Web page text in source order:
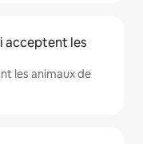
acceptent les
les animaux de